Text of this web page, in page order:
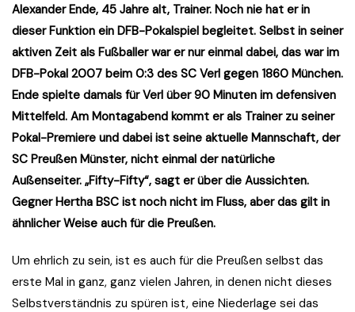
Alexander Ende, 45 Jahre alt, Trainer. Noch nie hat er in
dieser Funktion ein DFB-Pokalspiel begleitet. Selbst in seiner
aktiven Zeit als Fußballer war er nur einmal dabei, das war im
DFB-Pokal 2007 beim 0:3 des SC Verl gegen 1860 München.
Ende spielte damals für Verl über 90 Minuten im defensiven
Mittelfeld. Am Montagabend kommt er als Trainer zu seiner
Pokal-Premiere und dabei ist seine aktuelle Mannschaft, der
SC Preußen Münster, nicht einmal der natürliche
Außenseiter. „Fifty-Fifty“, sagt er über die Aussichten.
Gegner Hertha BSC ist noch nicht im Fluss, aber das gilt in
ähnlicher Weise auch für die Preußen.
Um ehrlich zu sein, ist es auch für die Preußen selbst das
erste Mal in ganz, ganz vielen Jahren, in denen nicht dieses
Selbstverständnis zu spüren ist, eine Niederlage sei das